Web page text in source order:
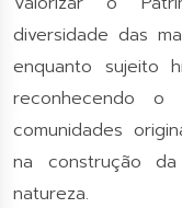
diversidade das
enquanto sujeito
reconhecendo o
comunidades
na construção
natureza.